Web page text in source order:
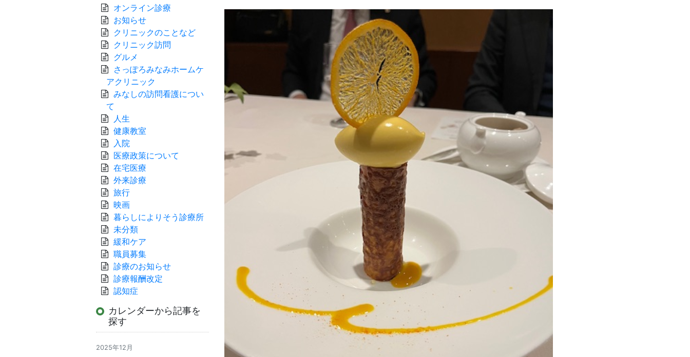
オンライン診療
お知らせ
クリニックのことなど
クリニック訪問
グルメ
さっぽろみなみホームケ
アクリニック
みなしの訪問看護につい
て
人生
健康教室
入院
医療政策について
在宅医療
外来診療
旅行
映画
暮らしによりそう診療所
未分類
緩和ケア
職員募集
診療のお知らせ
診療報酬改定
認知症
カレンダーから記事を
探す
2025年12月